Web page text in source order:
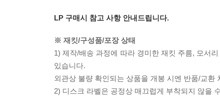
LP 구매시 참고 사항 안내드립니다.
※ 재킷/구성품/포장 상태
1) 제작/배송 과정에 따라 경미한 재킷 주름, 모서
있습니다.
외관상 불량 확인되는 상품을 개봉 시엔 반품/교환
2) 디스크 라벨은 공정상 매끄럽게 부착되지 않을